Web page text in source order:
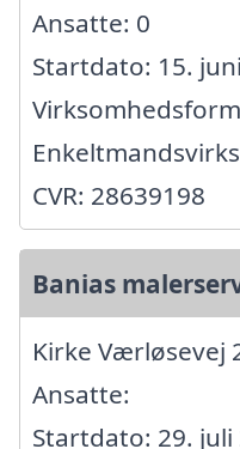
Ansatte: 0
Startdato: 15.
CVR: 28639198
Banias
Kirke Værløsevej
Ansatte:
Startdato: 29. juli